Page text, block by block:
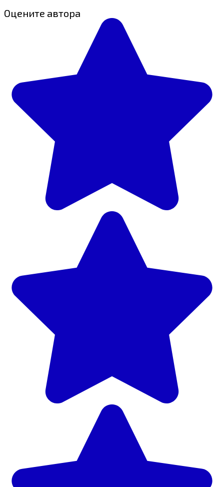
Оцените автора